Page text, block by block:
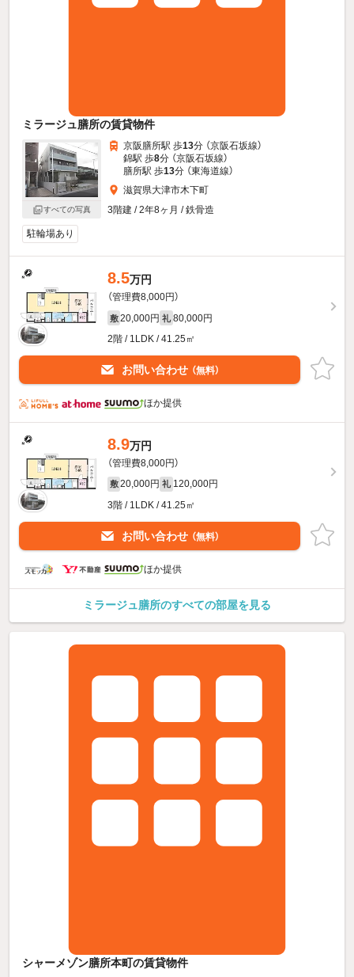
ミラージュ膳所の賃貸物件
すべての写真
京阪膳所駅 歩13分 （京阪石坂線）
錦駅 歩8分 （京阪石坂線）
膳所駅 歩13分 （東海道線）
滋賀県大津市木下町
3階建 / 2年8ヶ月 / 鉄骨造
駐輪場あり
8.5万円
（管理費8,000円）
敷 20,000円 礼 80,000円
2階 / 1LDK / 41.25㎡
お問い合わせ （無料）
ほか提供
8.9万円
（管理費8,000円）
敷 20,000円 礼 120,000円
3階 / 1LDK / 41.25㎡
お問い合わせ （無料）
ほか提供
ミラージュ膳所のすべての部屋を見る
シャーメゾン膳所本町の賃貸物件